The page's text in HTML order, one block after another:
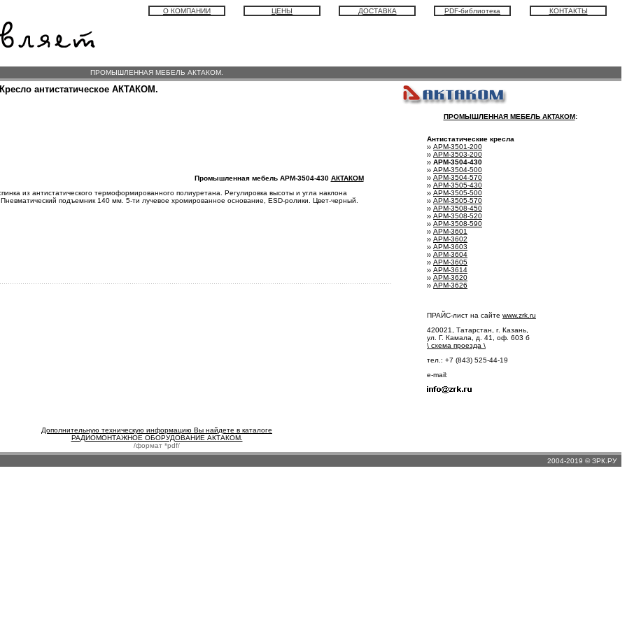
О КОМПАНИИ ЦЕНЫ ДОСТАВКА PDF-библиотека КОНТАКТЫ
ПРОМЫШЛЕННАЯ МЕБЕЛЬ АКТАКОМ.
антистатическое АКТАКОМ.
Промышленная мебель АРМ-3504-430 АКТАКОМ
из антистатического термоформированного полиуретана. Регулировка высоты и угла наклона
Пневматический подъемник 140 мм. 5-ти лучевое хромированное основание, ESD-ролики. Цвет-черный.
ПРОМЫШЛЕННАЯ МЕБЕЛЬ АКТАКОМ:
Антистатические кресла
АРМ-3501-200
АРМ-3503-200
АРМ-3504-430
АРМ-3504-500
АРМ-3504-570
АРМ-3505-430
АРМ-3505-500
АРМ-3505-570
АРМ-3508-450
АРМ-3508-520
АРМ-3508-590
АРМ-3601
АРМ-3602
АРМ-3603
АРМ-3604
АРМ-3605
АРМ-3614
АРМ-3620
АРМ-3626
ПРАЙС-лист на сайте www.zrk.ru
420021, Татарстан, г. Казань,
ул. Г. Камала, д. 41, оф. 603 б
\ схема проезда \
тел.: +7 (843) 525-44-19
e-mail:
Дополнительную техническую информацию Вы найдете в каталоге
РАДИОМОНТАЖНОЕ ОБОРУДОВАНИЕ АКТАКОМ.
/формат *pdf/
2004-2019 © ЗРК.РУ